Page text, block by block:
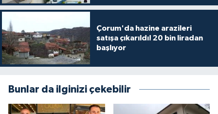
Çorum'da hazine arazileri
satışa çıkarıldı! 20 bin liradan
başlıyor
Bunlar da ilginizi çekebilir